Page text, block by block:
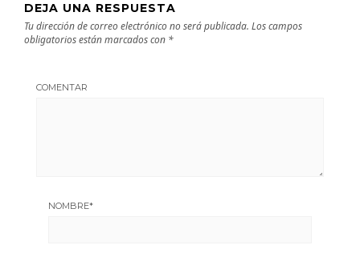
DEJA UNA RESPUESTA
Tu dirección de correo electrónico no será publicada. Los campos
obligatorios están marcados con *
COMENTAR
NOMBRE*